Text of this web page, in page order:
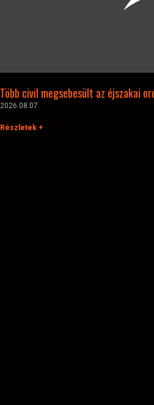
Több civil megsebesült az éjszakai
2026.08.07.
Részletek +